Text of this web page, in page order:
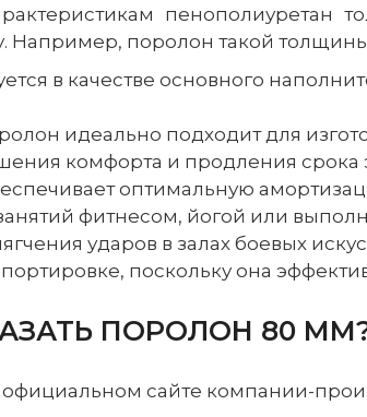
пенополиуретан
Например, поролон такой
в качестве основного
идеально подходит для
комфорта и продления срока
оптимальную
фитнесом, йогой или
ударов в залах боевых
поскольку она
ПОРОЛОН 80
сайте компании-